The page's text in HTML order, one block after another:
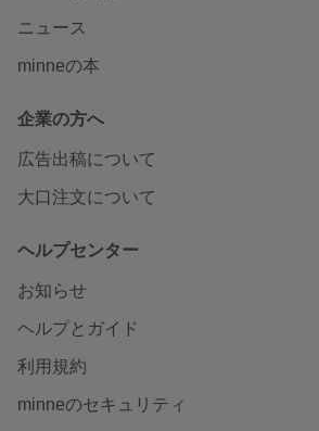
ニュース
minneの本
企業の方へ
広告出稿について
大口注文について
ヘルプセンター
お知らせ
ヘルプとガイド
利用規約
minneのセキュリティ